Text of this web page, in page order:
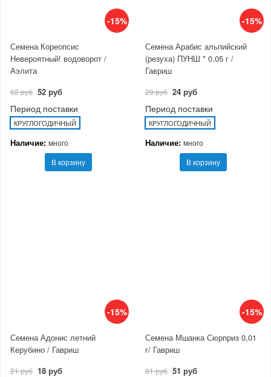
-15%
Семена Кореопсис
Невероятный! водоворот /
Аэлита
62 руб 52 руб
Период поставки
КРУГЛОГОДИЧНЫЙ
Наличие: много
В корзину
-15%
Семена Арабис альпийский
(резуха) ПУНШ * 0,05 г /
Гавриш
29 руб 24 руб
Период поставки
КРУГЛОГОДИЧНЫЙ
Наличие: много
В корзину
-15%
Семена Адонис летний
Керубино / Гавриш
21 руб 18 руб
-15%
Семена Мшанка Сюрприз 0,01
г/ Гавриш
61 руб 51 руб